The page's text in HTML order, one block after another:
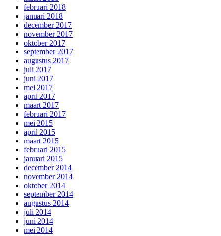
februari 2018
januari 2018
december 2017
november 2017
oktober 2017
september 2017
augustus 2017
juli 2017
juni 2017
mei 2017
april 2017
maart 2017
februari 2017
mei 2015
april 2015
maart 2015
februari 2015
januari 2015
december 2014
november 2014
oktober 2014
september 2014
augustus 2014
juli 2014
juni 2014
mei 2014